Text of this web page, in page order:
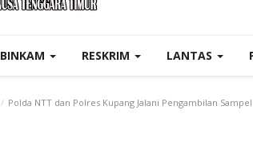
BINKAM RESKRIM LANTAS
Polda NTT dan Polres Kupang Jalani Pengambilan